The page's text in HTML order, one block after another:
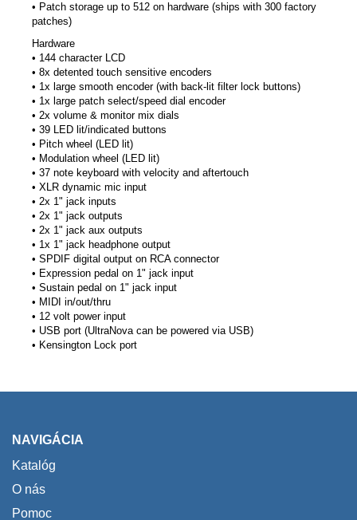
• Patch storage up to 512 on hardware (ships with 300 factory
patches)
Hardware
• 144 character LCD
• 8x detented touch sensitive encoders
• 1x large smooth encoder (with back-lit filter lock buttons)
• 1x large patch select/speed dial encoder
• 2x volume & monitor mix dials
• 39 LED lit/indicated buttons
• Pitch wheel (LED lit)
• Modulation wheel (LED lit)
• 37 note keyboard with velocity and aftertouch
• XLR dynamic mic input
• 2x 1" jack inputs
• 2x 1" jack outputs
• 2x 1" jack aux outputs
• 1x 1" jack headphone output
• SPDIF digital output on RCA connector
• Expression pedal on 1" jack input
• Sustain pedal on 1" jack input
• MIDI in/out/thru
• 12 volt power input
• USB port (UltraNova can be powered via USB)
• Kensington Lock port
NAVIGÁCIA
Katalóg
O nás
Pomoc